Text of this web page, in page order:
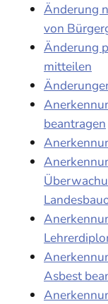
Änderung
von
Änderung
mitteilen
beantragen
Asbest